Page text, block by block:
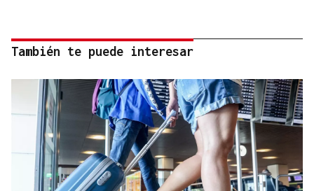
También te puede interesar